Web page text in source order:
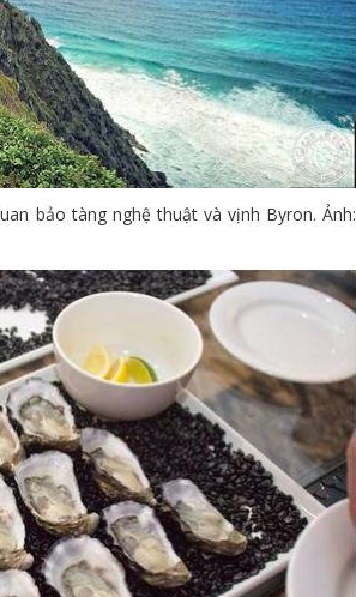
bảo tàng nghệ thuật và vịnh Byron. Ảnh: